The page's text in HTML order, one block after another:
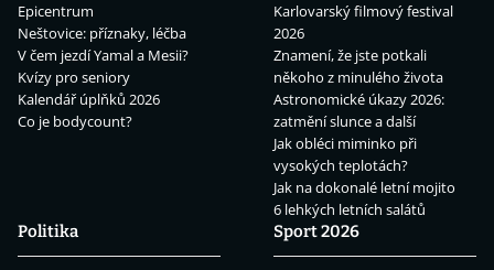
Epicentrum
Neštovice: příznaky, léčba
V čem jezdí Yamal a Mesii?
Kvízy pro seniory
Kalendář úplňků 2026
Co je bodycount?
Karlovarský filmový festival
2026
Znamení, že jste potkali
někoho z minulého života
Astronomické úkazy 2026:
zatmění slunce a další
Jak obléci miminko při
vysokých teplotách?
Jak na dokonalé letní mojito
6 lehkých letních salátů
Politika
Sport 2026